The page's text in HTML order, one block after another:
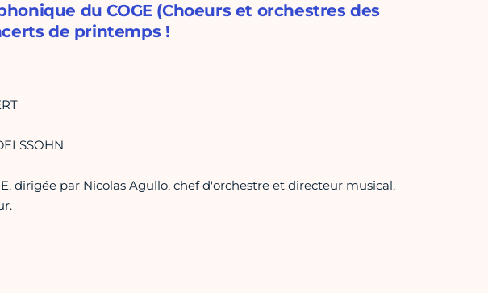
du COGE (Choeurs et orchestres des
de printemps !
dirigée par Nicolas Agullo, chef d'orchestre et directeur musical,